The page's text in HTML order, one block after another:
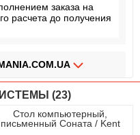
заказа на
расчета до получения
ПОЛУЧЕНИИ
(23)
Стол компьютерный,
письменный Соната / Kent